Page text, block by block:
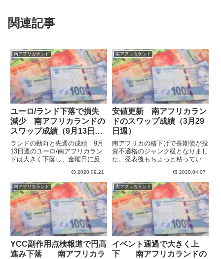
関連記事
南アフリカランド
ユーロ/ランド下落で損失
減少 南アフリカランドの
スワップ成績（9月13日
週）
ランドの動向と先週の成績 9月
13日週のユーロ/南アフリカラン
ドは大きく下落し、金曜日に反発
ランド（2.57％）のユーロ安・ラ
ンド高でした。長いこと強かった
ユーロが下落したのが大きいと思
います。7月後半から...
2020.09.21
南アフリカランド
安値更新 南アフリカラン
ドのスワップ成績（3月29
日週）
南アフリカの格下げで長期債が投
資不適格のジャンク級となりまし
た。発表後もちょっと粘っていた
ましたが、考えが甘すぎました。
ランド円は安値更新ののち5.8円
で週を終えました。対NZドルで
は損失を対ユーロの半分くらい...
2020.04.07
南アフリカランド
YCC副作用点検報道で円高
進み下落 南アフリカラ
南アフリカランド
イベント通過で大きく上
下 南アフリカランドの